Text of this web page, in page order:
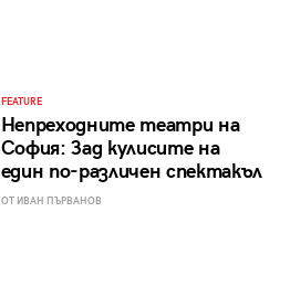
FEATURE
Непреходните театри на
София: Зад кулисите на
един по-различен спектакъл
ОТ ИВАН ПЪРВАНОВ